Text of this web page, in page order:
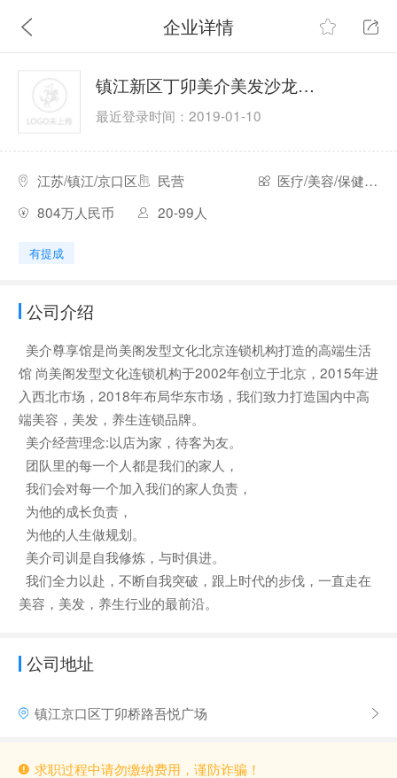
企业详情
镇江新区丁卯美介美发沙龙中心
最近登录时间：2019-01-10
江苏/镇江/京口区 民营
医疗/美容/保健/卫生
804万人民币
20-99人
有提成
公司介绍
美介尊享馆是尚美阁发型文化北京连锁机构打造的高端生活
馆 尚美阁发型文化连锁机构于2002年创立于北京，2015年进
入西北市场，2018年布局华东市场，我们致力打造国内中高
端美容，美发，养生连锁品牌。
美介经营理念:以店为家，待客为友。
团队里的每一个人都是我们的家人，
我们会对每一个加入我们的家人负责，
为他的成长负责，
为他的人生做规划。
美介司训是自我修炼，与时俱进。
我们全力以赴，不断自我突破，跟上时代的步伐，一直走在
美容，美发，养生行业的最前沿。
公司地址
镇江京口区丁卯桥路吾悦广场
求职过程中请勿缴纳费用，谨防诈骗！